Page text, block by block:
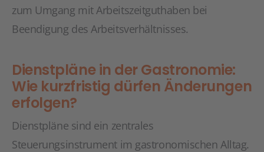
zum Umgang mit Arbeitszeitguthaben bei
Beendigung des Arbeitsverhältnisses.
Dienstpläne in der Gastronomie:
Wie kurzfristig dürfen Änderungen
erfolgen?
Dienstpläne sind ein zentrales
Steuerungsinstrument im gastronomischen Alltag.